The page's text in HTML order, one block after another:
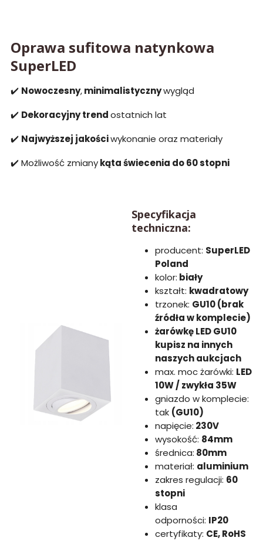
Oprawa sufitowa natynkowa
SuperLED
✔️ Nowoczesny,minimalistycznywygląd
✔️ Dekoracyjny trendostatnich lat
✔️ Najwyższej jakościwykonanie oraz materiały
✔️ Możliwość zmianykąta świecenia do 60 stopni
Specyfikacja
techniczna:
producent: SuperLED
Poland
kolor: biały
kształt: kwadratowy
trzonek: GU10 (brak
źródła w komplecie)
żarówkę LED GU10
kupisz na innych
naszych aukcjach
max. moc żarówki: LED
10W / zwykła 35W
gniazdo w komplecie:
tak (GU10)
napięcie: 230V
wysokość: 84mm
średnica: 80mm
materiał: aluminium
zakres regulacji: 60
stopni
klasa
odporności: IP20
certyfikaty: CE, RoHS